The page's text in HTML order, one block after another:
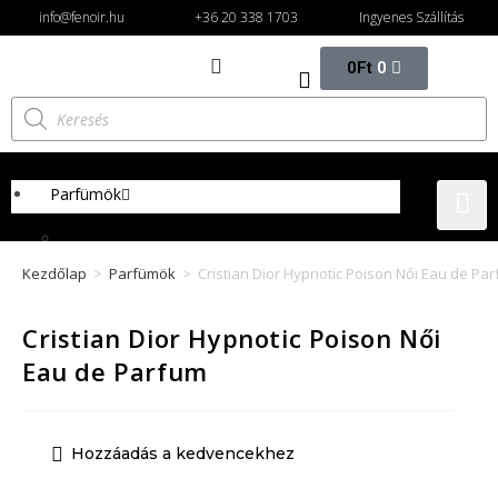
info@fenoir.hu +36 20 338 1703 Ingyenes Szállítás
0Ft 0
Parfümök
Női parfümök
Eau de parfüm női
Kezdőlap > Parfümök > Cristian Dior Hypnotic Poison Női Eau de
Cristian Dior Hypnotic Poison Női
Eau de Parfum
Hozzáadás a kedvencekhez